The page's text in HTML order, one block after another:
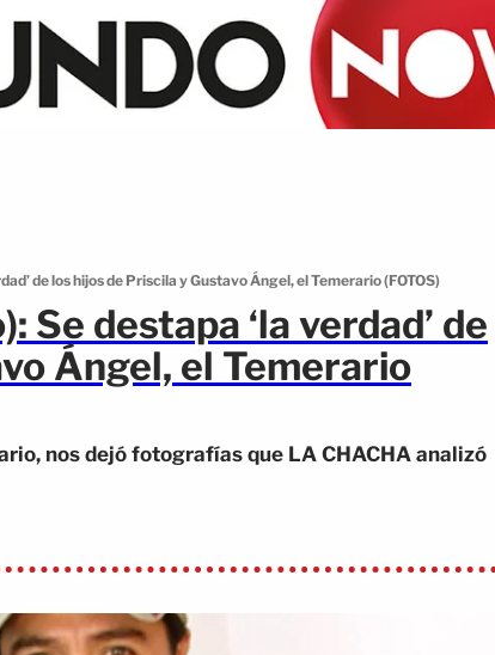
de los hijos de Priscila y Gustavo Ángel, el Temerario (FOTOS)
Se destapa ‘la verdad’ de
Ángel, el Temerario
nos dejó fotografías que LA CHACHA analizó